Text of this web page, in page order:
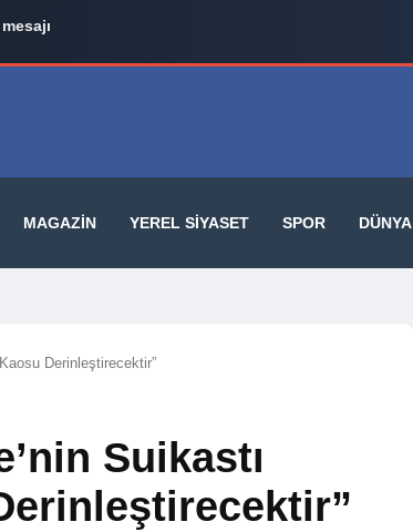
MAGAZIN YEREL SIYASET SPOR DÜNYA
Derinleştirecektir”
Suikastı